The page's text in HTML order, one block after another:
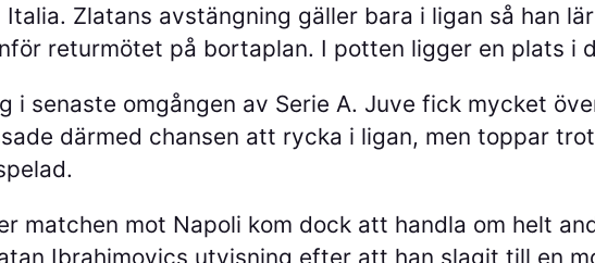
Zlatans avstängning gäller bara i ligan så han
returmötet på bortaplan. I potten ligger en plats i
i senaste omgången av Serie A. Juve fick mycket
därmed chansen att rycka i ligan, men toppar
matchen mot Napoli kom dock att handla om helt
Ibrahimovics utvisning efter att han slagit till en